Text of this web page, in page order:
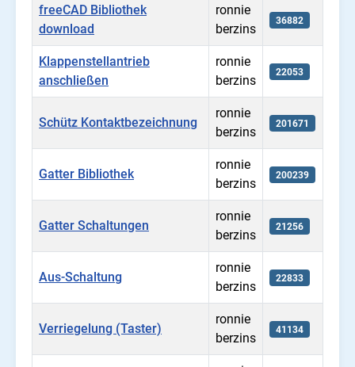
freeCAD Bibliothek
download
ronnie
berzins
36882
Klappenstellantrieb
anschließen
ronnie
berzins
22053
Schütz Kontaktbezeichnung
ronnie
berzins
201671
Gatter Bibliothek
ronnie
berzins
200239
Gatter Schaltungen
ronnie
berzins
21256
Aus-Schaltung
ronnie
berzins
22833
Verriegelung (Taster)
ronnie
berzins
41134